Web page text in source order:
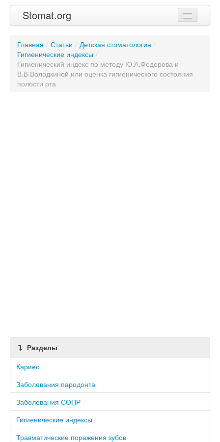
Stomat.org
Статьи
Контакты
Главная / Статьи / Детская стоматология /
Гигиенические индексы /
Гигиенический индекс по методу Ю.А.Федорова и
В.В.Володкиной или оценка гигиенического состояния
полости рта
Разделы
Кариес
Заболевания пародонта
Заболевания СОПР
Гигиенические индексы
Травматические поражения зубов